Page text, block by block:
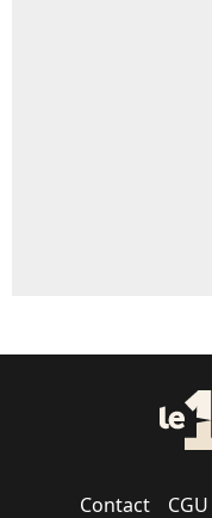
Contact CGU